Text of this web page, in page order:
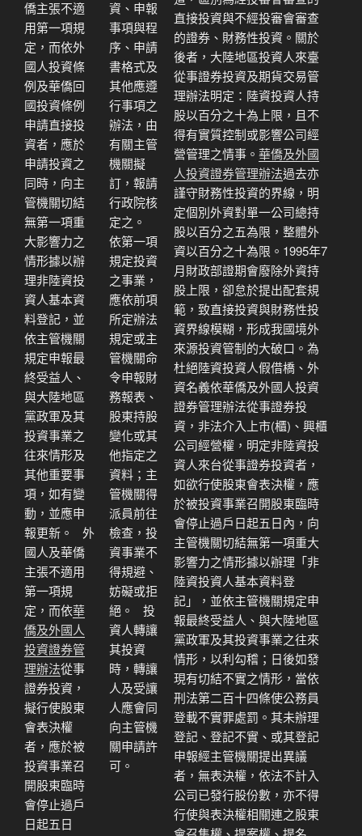
僑主張不適
用第一項規
定，而依外
國人投資條
例及華僑回
國投資條例
申請直接投
資者，應於
申請投資之
同時，向主
管機關切結
無第一項重
大影響力之
情形據以辦
理非陸資投
資人基本資
料登記，並
依主管機關
規定申報最
終受益人、
與大陸地區
黨政軍及其
投資事業之
往來情形及
其他重要事
項，如有變
動，並應申
報更新。 外
國人及華僑
主張不適用
第一項規
定，而依華
僑及外國人
投資證券管
理辦法從事
證券投資，
擬行使股東
會表決權
者，應於被
投資事業召
開股東臨時
會停止過戶
日起五日
資、申報
事項與程
序、申請
書格式及
其他應遵
行事項之
辦法，由
有關主管
機關擬
訂，報請
行政院核
定之。
依第一項
規定投資
之事業，
應依前項
所定辦法
規定或主
管機關命
令申報財
務報表、
股東持股
變化或其
他指定之
資料；主
管機關得
派員前往
檢查，投
資事業不
得規避、
妨礙或拒
絕。 投
資人轉讓
其投資
時，轉讓
人及受讓
人應會同
向主管機
關申請許
可。
直接投資與不經投審會審查
的證券、財務性投資。關於
後者，大陸地區投資人來臺
從事證券投資及期貨交易管
理辦法明定：陸資投資人持
股以百分之十為上限，且不
得有實質控制或影響公司經
營管理之情事。 華僑及外國
人投資證券管理辦法過去亦
謹守財務性投資的界線，明
定個別外資對單一公司總持
股以百分之五為限，整體外
資以百分之十為限。1995年7
月財政部證期會廢除外資持
股上限，卻怠於提出配套規
範，致直接投資與財務性投
資界線模糊，形成我國境外
來源投資管制的大破口。為
杜絕陸資投資人假借橋、外
資名義依華僑及外國人投資
證券管理辦法從事證券投
資，非法介入上市(櫃)、興櫃
公司經營權，明定非陸資投
資人來台從事證券投資者，
如欲行使股東會表決權，應
於被投資事業召開股東臨時
會停止過戶日起五日內，向
主管機關切結無第一項重大
影響力之情形據以辦理「非
陸資投資人基本資料登
記」，並依主管機關規定申
報最終受益人、與大陸地區
黨政軍及其投資事業之往來
情形，以利勾稽；日後如發
現有切結不實之情形，當依
刑法第二百十四條使公務員
登載不實罪處罰。其未辦理
登記、登記不實、或其登記
申報經主管機關提出異議
者，無表決權，依法不計入
公司已發行股份數，亦不得
行使與表決權相關連之股東